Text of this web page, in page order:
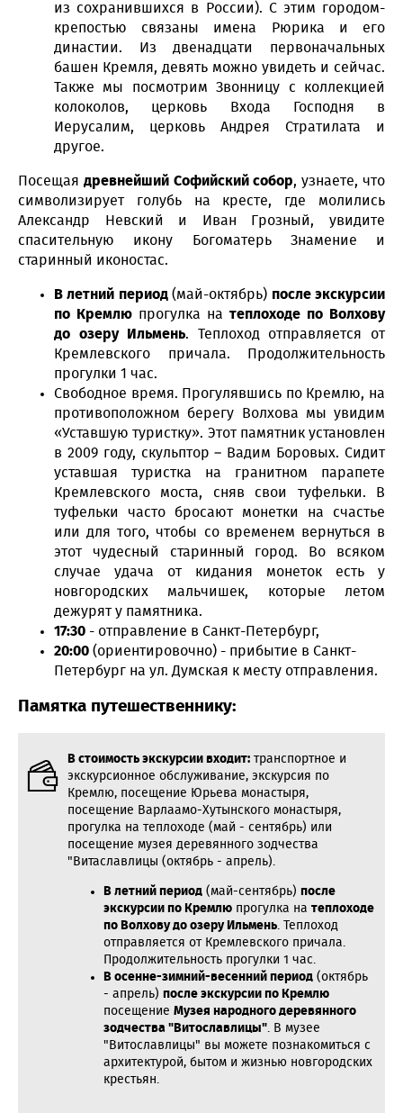
из сохранившихся в России). С этим городом-
крепостью связаны имена Рюрика и его
династии. Из двенадцати первоначальных
башен Кремля, девять можно увидеть и сейчас.
Также мы посмотрим Звонницу с коллекцией
колоколов, церковь Входа Господня в
Иерусалим, церковь Андрея Стратилата и
другое.
Посещая древнейший Софийский собор, узнаете, что
символизирует голубь на кресте, где молились
Александр Невский и Иван Грозный, увидите
спасительную икону Богоматерь Знамение и
старинный иконостас.
В летний период(май-октябрь) после экскурсии
по Кремлю прогулка на теплоходе по Волхову
до озеру Ильмень. Теплоход отправляется от
Кремлевского причала. Продолжительность
прогулки 1 час.
Свободное время. Прогулявшись по Кремлю, на
противоположном берегу Волхова мы увидим
«Уставшую туристку». Этот памятник установлен
в 2009 году, скульптор – Вадим Боровых. Сидит
уставшая туристка на гранитном парапете
Кремлевского моста, сняв свои туфельки. В
туфельки часто бросают монетки на счастье
или для того, чтобы со временем вернуться в
этот чудесный старинный город. Во всяком
случае удача от кидания монеток есть у
новгородских мальчишек, которые летом
дежурят у памятника.
17:30 - отправление в Санкт-Петербург,
20:00 (ориентировочно) - прибытие в Санкт-
Петербург на ул. Думская к месту отправления.
Памятка путешественнику:
В стоимость экскурсии входит: транспортное и
экскурсионное обслуживание, экскурсия по
Кремлю, посещение Юрьева монастыря,
посещение Варлаамо-Хутынского монастыря,
прогулка на теплоходе (май - сентябрь) или
посещение музея деревянного зодчества
"Витаславлицы (октябрь - апрель).
В летний период (май-сентябрь) после
экскурсии по Кремлю прогулка на теплоходе
по Волхову до озеру Ильмень . Теплоход
отправляется от Кремлевского причала.
Продолжительность прогулки 1 час.
В осенне-зимний-весенний период (октябрь
- апрель) после экскурсии по Кремлю
посещение Музея народного деревянного
зодчества "Витославлицы" . В музее
"Витославлицы" вы можете познакомиться с
архитектурой, бытом и жизнью новгородских
крестьян.